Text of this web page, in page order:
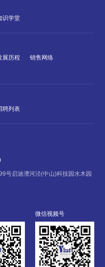
识学堂
展历程
销售网络
聘列表
号启迪漕河泾(中山)科技园水木园
微信视频号